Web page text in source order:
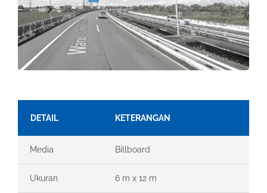
DETAIL KETERANGAN
Media Billboard
Ukuran 6 m x 12 m